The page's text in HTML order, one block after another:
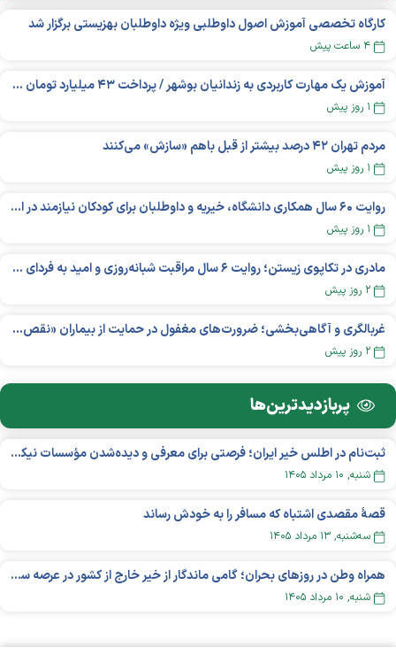
کارگاه تخصصی آموزش اصول داوطلبی ویژه داوطلبان بهزیستی برگزار شد
۴ ساعت پیش
آموزش یک مهارت کاربردی به زندانیان بوشهر / پرداخت ۴۳ میلیارد تومان تسهیلات خوداشتغالی
۱ روز پیش
مردم تهران ۴۲ درصد بیشتر از قبل باهم «سازش» می‌کنند
۱ روز پیش
روایت ۶۰ سال همکاری دانشگاه، خیریه و داوطلبان برای کودکان نیازمند در استرالیا
۱ روز پیش
مادری در تکاپوی زیستن؛ روایت ۶ سال مراقبت شبانه‌روزی و امید به فردای «نورا»
۲ روز پیش
غربالگری و آگاهی‌بخشی؛ ضرورت‌های مغفول در حمایت از بیماران «نقص ایمنی اولیه»
۲ روز پیش
پربازدید‌ترین‌ها
ثبت‌نام در اطلس خیر ایران؛ فرصتی برای معرفی و دیده‌شدن مؤسسات نیکوکاری
شنبه, ۱۰ مرداد ۱۴۰۵
قصهٔ مقصدی اشتباه که مسافر را به خودش رساند
سه‌شنبه, ۱۳ مرداد ۱۴۰۵
همراه وطن در روزهای بحران؛ گامی ماندگار از خیر خارج از کشور در عرصه سلامت
شنبه, ۱۰ مرداد ۱۴۰۵